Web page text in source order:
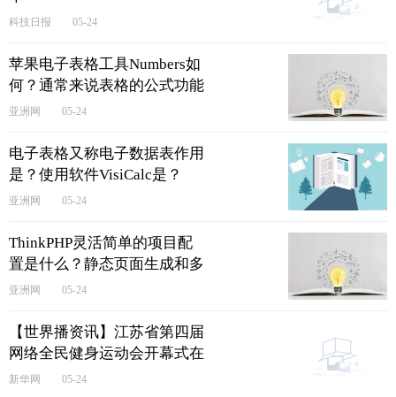
科技日报 05-24
苹果电子表格工具Numbers如
何？通常来说表格的公式功能
是？
亚洲网 05-24
电子表格又称电子数据表作用
是？使用软件VisiCalc是？
亚洲网 05-24
ThinkPHP灵活简单的项目配
置是什么？静态页面生成和多
元化缓存机制是？
亚洲网 05-24
【世界播资讯】江苏省第四届
网络全民健身运动会开幕式在
南京举行
新华网 05-24